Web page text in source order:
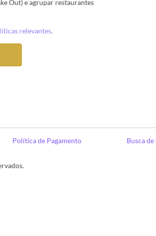
Out) e agrupar restaurantes
relevantes.
Política de Pagamento Busca